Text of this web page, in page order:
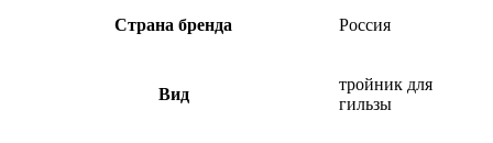
Страна бренда Россия
Вид
тройник для
гильзы